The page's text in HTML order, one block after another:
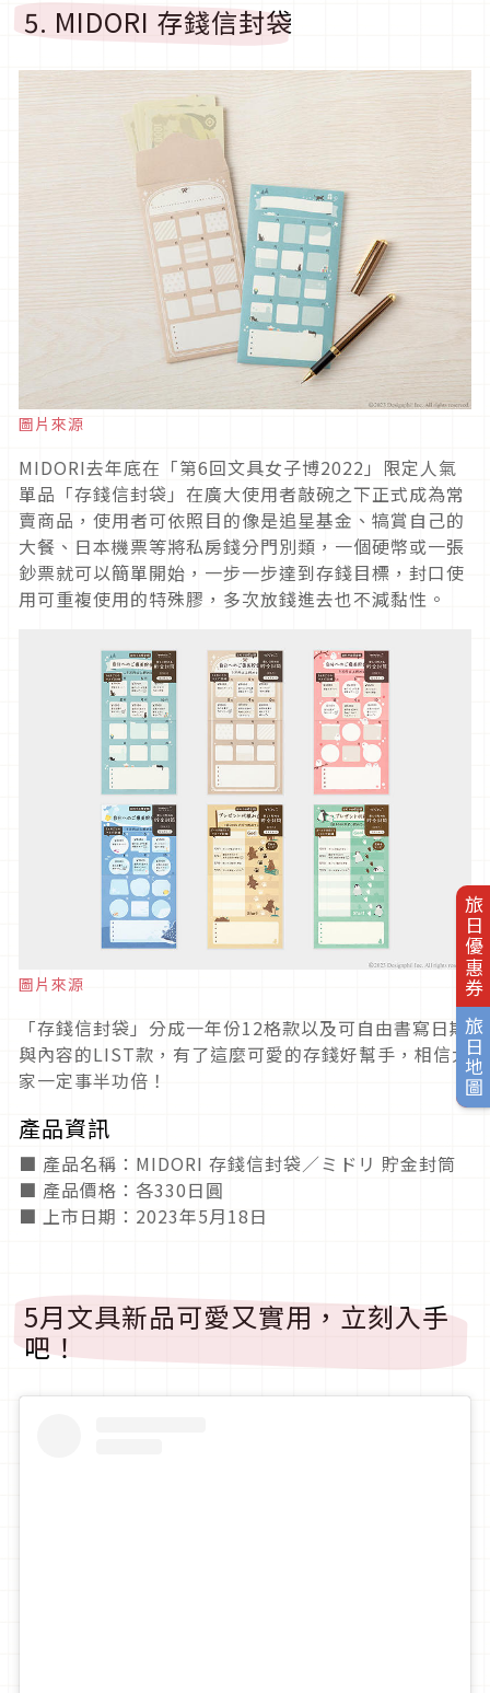
旅日優惠券
旅日地圖
5. MIDORI 存錢信封袋
圖片來源
MIDORI去年底在「第6回文具女子博2022」限定人氣
單品「存錢信封袋」在廣大使用者敲碗之下正式成為常
賣商品，使用者可依照目的像是追星基金、犒賞自己的
大餐、日本機票等將私房錢分門別類，一個硬幣或一張
鈔票就可以簡單開始，一步一步達到存錢目標，封口使
用可重複使用的特殊膠，多次放錢進去也不減黏性。
圖片來源
「存錢信封袋」分成一年份12格款以及可自由書寫日期
與內容的LIST款，有了這麼可愛的存錢好幫手，相信大
家一定事半功倍！
產品資訊
■ 產品名稱：MIDORI 存錢信封袋／ミドリ 貯金封筒
■ 產品價格：各330日圓
■ 上市日期：2023年5月18日
5月文具新品可愛又實用，立刻入手
吧！